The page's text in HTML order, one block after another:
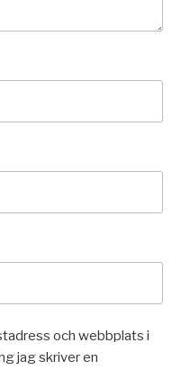
och webbplats i
jag skriver en